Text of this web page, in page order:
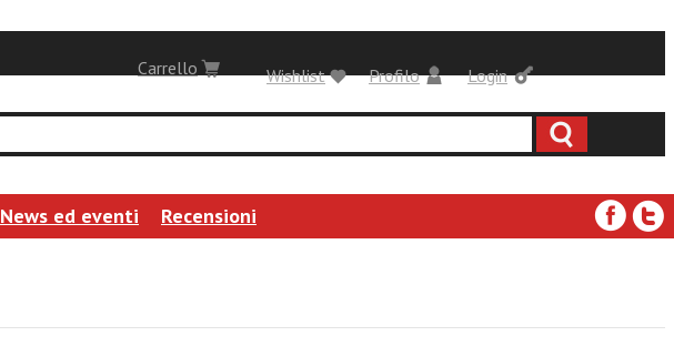
Login
Carrello Profilo
Wishlist
News ed eventi Recensioni